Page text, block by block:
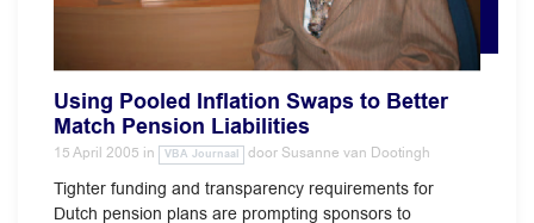
Using Pooled Inflation Swaps to Better
Match Pension Liabilities
15 April 2005 in VBA Journaal door Susanne van Dootingh
Tighter funding and transparency requirements for
Dutch pension plans are prompting sponsors to